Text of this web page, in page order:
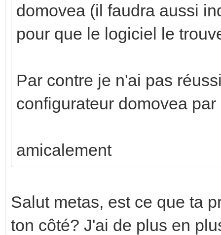
domovea (il faudra aussi
pour que le logiciel le
Par contre je n'ai pas
configurateur domovea
amicalement
Salut metas, est ce que ta
ton côté? J'ai de plus en